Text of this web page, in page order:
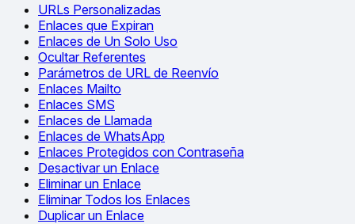
URLs Personalizadas
Enlaces que Expiran
Enlaces de Un Solo Uso
Ocultar Referentes
Parámetros de URL de Reenvío
Enlaces Mailto
Enlaces SMS
Enlaces de Llamada
Enlaces de WhatsApp
Enlaces Protegidos con Contraseña
Desactivar un Enlace
Eliminar un Enlace
Eliminar Todos los Enlaces
Duplicar un Enlace